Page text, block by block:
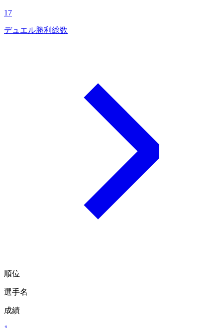
17
デュエル勝利総数
順位
選手名
成績